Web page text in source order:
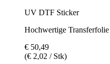
UV DTF Sticker
Hochwertige
€ 50,49
(€ 2,02 / Stk)